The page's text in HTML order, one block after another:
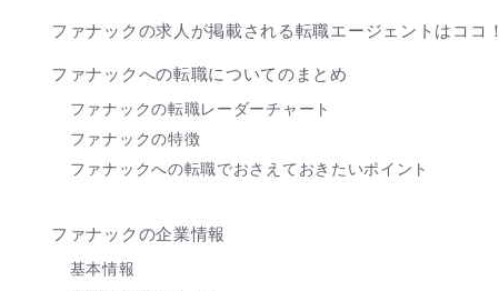
ファナックの求人が掲載される転職エージェントはココ！
ファナックへの転職についてのまとめ
ファナックの転職レーダーチャート
ファナックの特徴
ファナックへの転職でおさえておきたいポイント
ファナックの企業情報
基本情報